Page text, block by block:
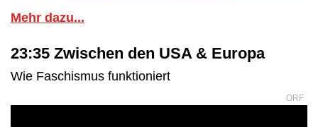
Mehr dazu...
23:35 Zwischen den USA & Europa
Wie Faschismus funktioniert
ORF